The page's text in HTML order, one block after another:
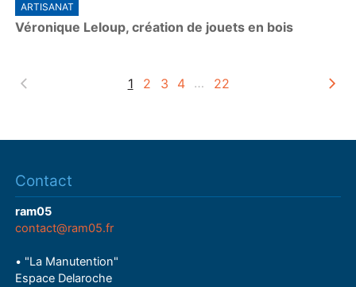
a
y
ARTISANAT
Véronique Leloup, création de jouets en bois
1 2 3 4 … 22
Contact
ram05
contact@ram05.fr
• "La Manutention"
Espace Delaroche